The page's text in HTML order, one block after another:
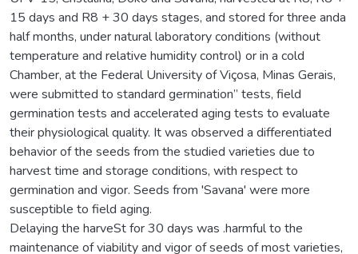
15 days and R8 + 30 days stages, and stored for three anda
half months, under natural laboratory conditions (without
temperature and relative humidity control) or in a cold
Chamber, at the Federal University of Viçosa, Minas Gerais,
were submitted to standard germination” tests, field
germination tests and accelerated aging tests to evaluate
their physiological quality. It was observed a differentiated
behavior of the seeds from the studied varieties due to
harvest time and storage conditions, with respect to
germination and vigor. Seeds from 'Savana' were more
susceptible to field aging.
Delaying the harveSt for 30 days was .harmful to the
maintenance of viability and vigor of seeds of most varieties,